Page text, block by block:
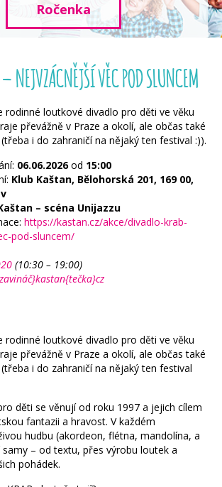
Ročenka
NEJVZÁCNĚJŠÍ VĚC POD SLUNCEM
rodinné loutkové divadlo pro děti ve věku
převážně v Praze a okolí, ale občas také
i do zahraničí na nějaký ten festival :)).
06.06.2026od 15:00
Klub Kaštan, Bělohorská 201, 169 00,
– scéna Unijazzu
https://kastan.cz/akce/divadlo-krab-
pod-sluncem/
(10:30 – 19:00)
rodinné loutkové divadlo pro děti ve věku
převážně v Praze a okolí, ale občas také
i do zahraničí na nějaký ten festival
děti se věnují od roku 1997 a jejich cílem
fantazii a hravost. V každém
hudbu (akordeon, flétna, mandolína, a
samy – od textu, přes výrobu loutek a
pohádek.